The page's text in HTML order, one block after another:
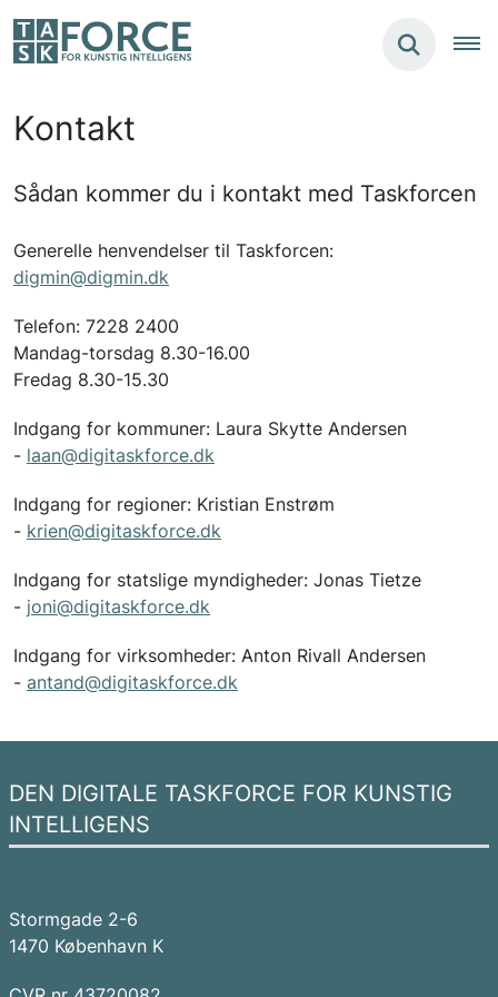
Kontakt
Sådan kommer du i kontakt med Taskforcen
Generelle henvendelser til Taskforcen:
digmin@digmin.dk
Telefon: 7228 2400
Mandag-torsdag 8.30-16.00
Fredag ​​8.30-15.30
Indgang for kommuner: Laura Skytte Andersen
- laan@digitaskforce.dk
Indgang for regioner: Kristian Enstrøm
- krien@digitaskforce.dk
Indgang for statslige myndigheder: Jonas Tietze
- joni@digitaskforce.dk
Indgang for virksomheder: Anton Rivall Andersen
- antand@digitaskforce.dk
DEN DIGITALE TASKFORCE FOR KUNSTIG
INTELLIGENS
Stormgade 2-6
1470 København K